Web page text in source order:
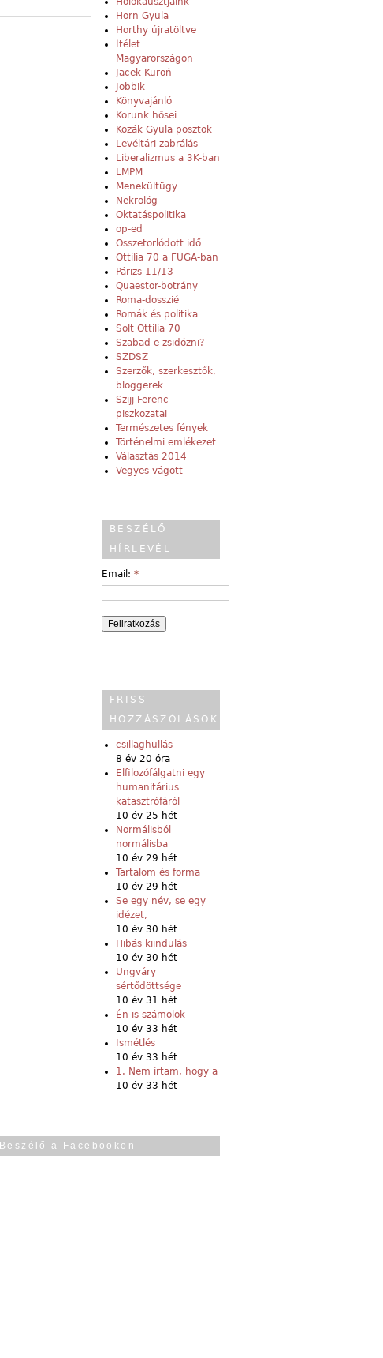
Horn Gyula
Horthy újratöltve
Ítélet
Magyarországon
Jacek Kuroń
Jobbik
Könyvajánló
Korunk hősei
Kozák Gyula posztok
Levéltári zabrálás
Liberalizmus a 3K-ban
LMPM
Menekültügy
Nekrológ
Oktatáspolitika
op-ed
Összetorlódott idő
Ottilia 70 a FUGA-ban
Párizs 11/13
Quaestor-botrány
Roma-dosszié
Romák és politika
Solt Ottilia 70
Szabad-e zsidózni?
SZDSZ
Szerzők, szerkesztők,
bloggerek
Szijj Ferenc
piszkozatai
Természetes fények
Történelmi emlékezet
Választás 2014
Vegyes vágott
BESZÉLŐ
HÍRLEVÉL
Email: *
FRISS
HOZZÁSZÓLÁSOK
csillaghullás
8 év 20 óra
Elfilozófálgatni egy
humanitárius
katasztrófáról
10 év 25 hét
Normálisból
normálisba
10 év 29 hét
Tartalom és forma
10 év 29 hét
Se egy név, se egy
idézet,
10 év 30 hét
Hibás kiindulás
10 év 30 hét
Ungváry
sértődöttsége
10 év 31 hét
Én is számolok
10 év 33 hét
Ismétlés
10 év 33 hét
1. Nem írtam, hogy a
10 év 33 hét
Beszélő a Facebookon